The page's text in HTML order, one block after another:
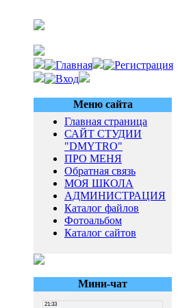
Меню сайта
Главная страница
САЙТ СТУДИИ
"DMYTRO"
ПРО МЕНЯ
Обратная связь
МОЯ ШКОЛА
АДМИНИСТРАЦИЯ
Каталог файлов
Фотоальбом
Каталог сайтов
Мини-чат